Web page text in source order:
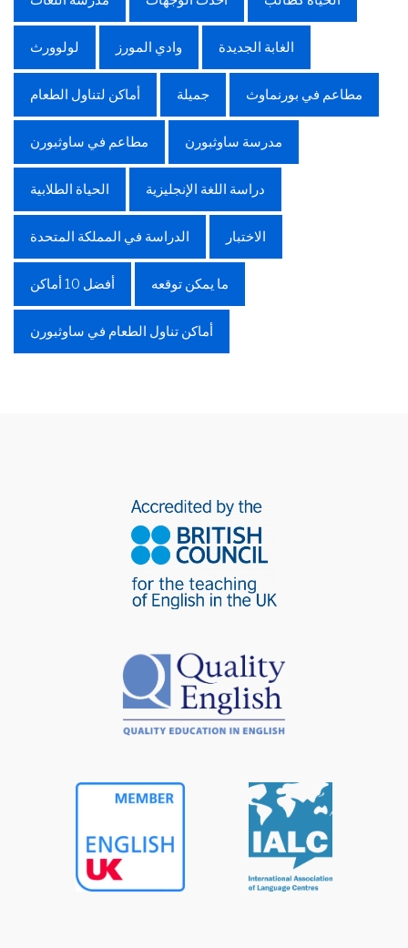
لولوورث وادي المورز الغابة الجديدة
أماكن لتناول الطعام جميلة مطاعم في بورنماوث
مطاعم في ساوثبورن مدرسة ساوثبورن
الحياة الطلابية دراسة اللغة الإنجليزية
الدراسة في المملكة المتحدة الاختبار
أفضل 10 أماكن ما يمكن توقعه
أماكن تناول الطعام في ساوثبورن